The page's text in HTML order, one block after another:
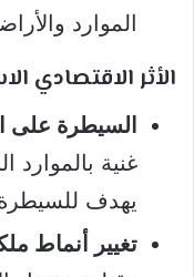
الموارد
الأثر الاقتصادي
السيطرة على
غنية بالموارد
يهدف للسيطرة
تغيير أنماط